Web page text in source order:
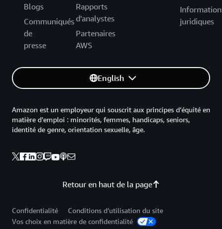
Blogs
Communiqués
de
presse
Rapports
d'analystes
Partenaires
AWS
juridiques
English
Retour en haut de la page
Amazon est un employeur qui souscrit aux principes d’équité en
matière d’emploi : minorités, femmes, handicaps, seniors,
identité de genre, orientation sexuelle, âge.
Confidentialité
Conditions d’utilisation du site
Vos choix en matière de confidentialité